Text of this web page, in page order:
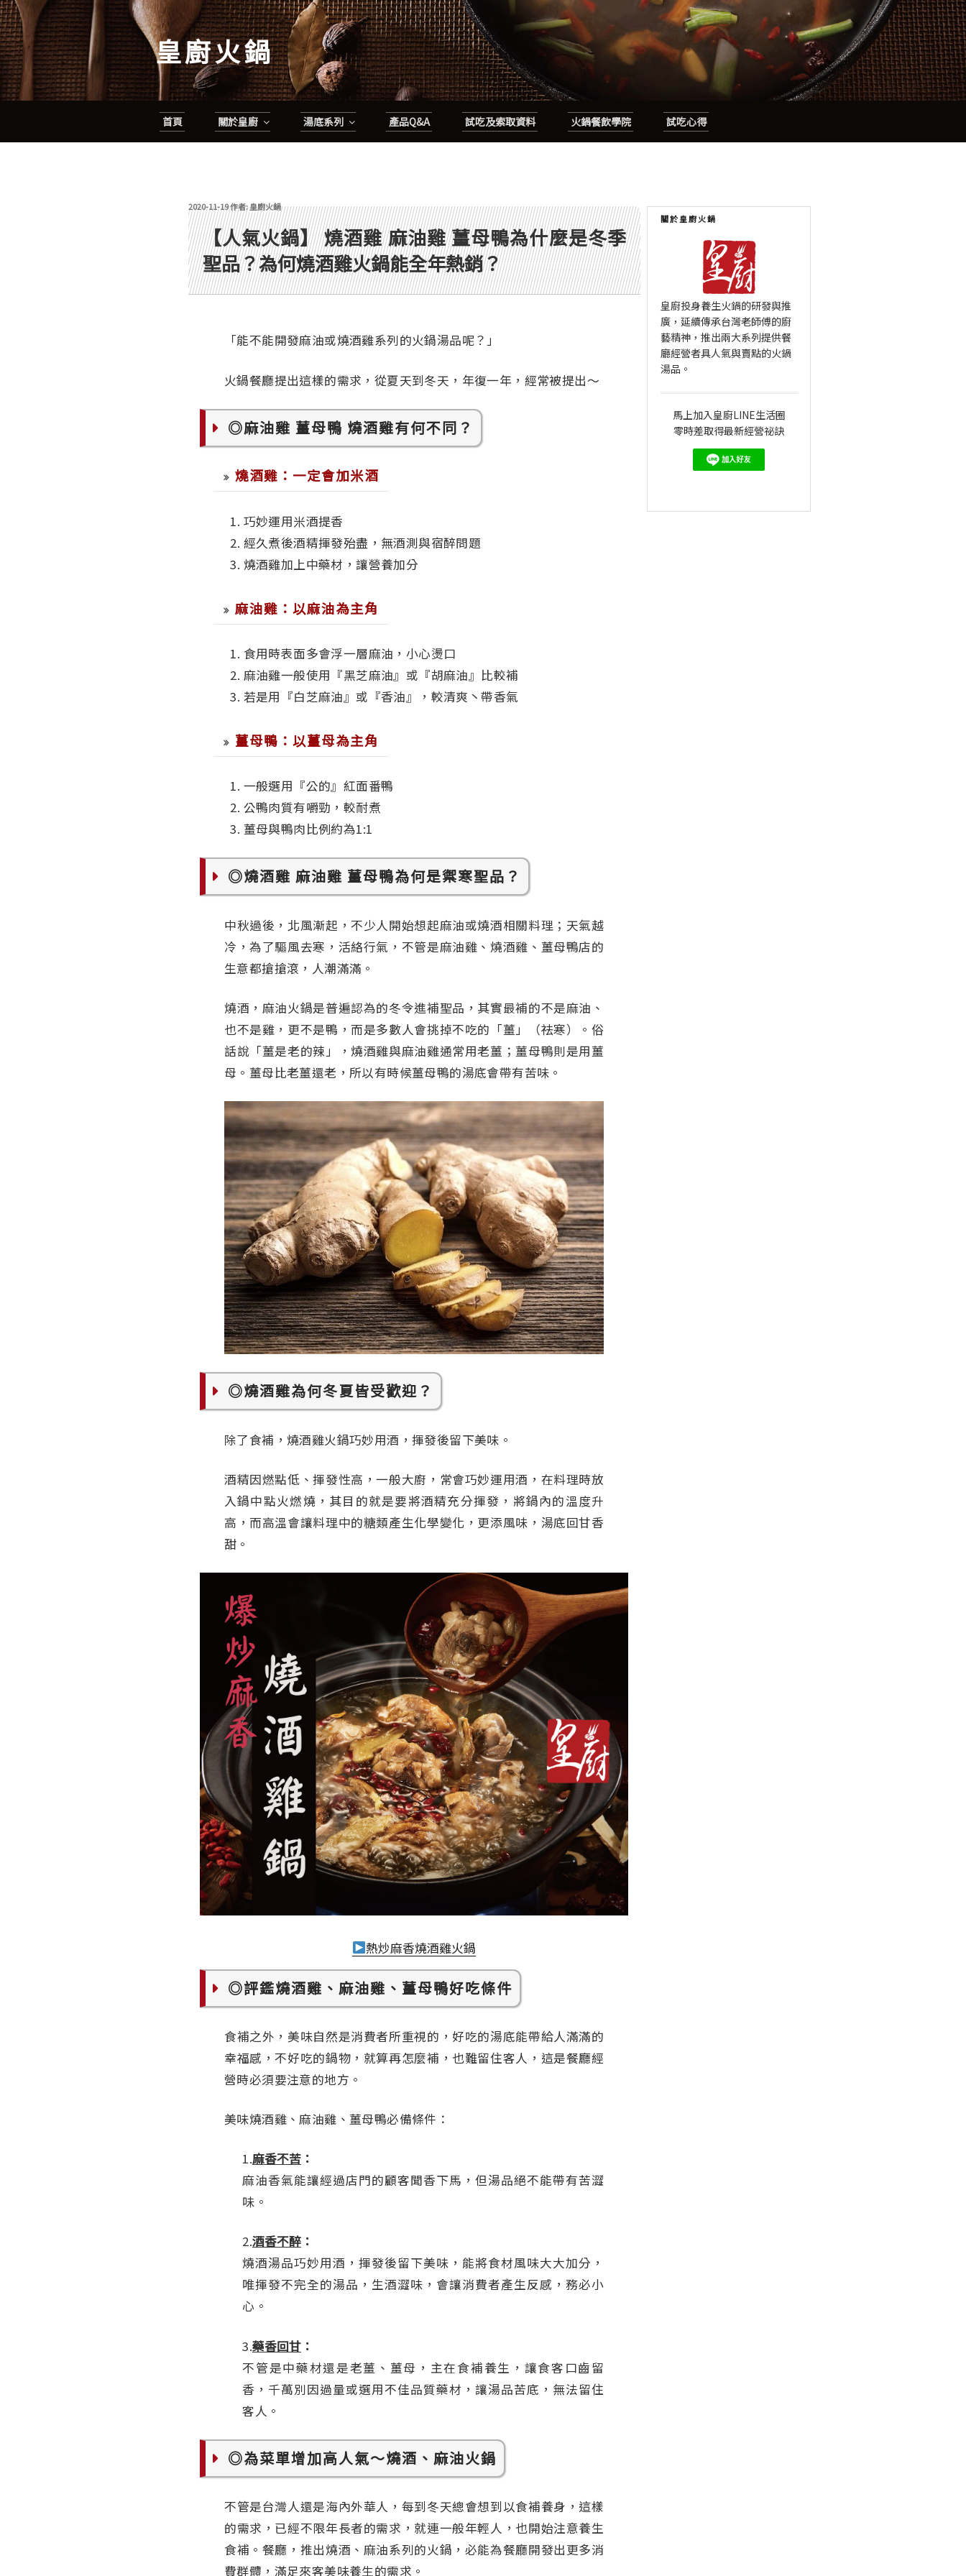
跳
至
主
要
內
容
皇廚火鍋
首頁 關於皇廚 湯底系列 產品Q&A 試吃及索取資料 火鍋餐飲學院 試吃心得
發佈於
2020-11-19作者:皇廚火鍋
【人氣火鍋】 燒酒雞 麻油雞 薑母鴨為什麼是冬季
聖品？為何燒酒雞火鍋能全年熱銷？
「能不能開發麻油或燒酒雞系列的火鍋湯品呢？」
火鍋餐廳提出這樣的需求，從夏天到冬天，年復一年，經常被提出～
◎麻油雞 薑母鴨 燒酒雞有何不同？
燒酒雞：一定會加米酒
1. 巧妙運用米酒提香
2. 經久煮後酒精揮發殆盡，無酒測與宿醉問題
3. 燒酒雞加上中藥材，讓營養加分
麻油雞：以麻油為主角
1. 食用時表面多會浮一層麻油，小心燙口
2. 麻油雞一般使用『黑芝麻油』或『胡麻油』比較補
3. 若是用『白芝麻油』或『香油』，較清爽丶帶香氣
薑母鴨：以薑母為主角
1. 一般選用『公的』紅面番鴨
2. 公鴨肉質有嚼勁，較耐煮
3. 薑母與鴨肉比例約為1:1
◎燒酒雞 麻油雞 薑母鴨為何是禦寒聖品？
中秋過後，北風漸起，不少人開始想起麻油或燒酒相關料理；天氣越
冷，為了驅風去寒，活絡行氣，不管是麻油雞、燒酒雞、薑母鴨店的
生意都搶搶滾，人潮滿滿。
燒酒，麻油火鍋是普遍認為的冬令進補聖品，其實最補的不是麻油、
也不是雞，更不是鴨，而是多數人會挑掉不吃的「薑」（祛寒）。俗
話說「薑是老的辣」，燒酒雞與麻油雞通常用老薑；薑母鴨則是用薑
母。薑母比老薑還老，所以有時候薑母鴨的湯底會帶有苦味。
◎燒酒雞為何冬夏皆受歡迎？
除了食補，燒酒雞火鍋巧妙用酒，揮發後留下美味。
酒精因燃點低、揮發性高，一般大廚，常會巧妙運用酒，在料理時放
入鍋中點火燃燒，其目的就是要將酒精充分揮發，將鍋內的溫度升
高，而高溫會讓料理中的糖類產生化學變化，更添風味，湯底回甘香
甜。
熱炒麻香燒酒雞火鍋
◎評鑑燒酒雞、麻油雞、薑母鴨好吃條件
食補之外，美味自然是消費者所重視的，好吃的湯底能帶給人滿滿的
幸福感，不好吃的鍋物，就算再怎麼補，也難留住客人，這是餐廳經
營時必須要注意的地方。
美味燒酒雞、麻油雞、薑母鴨必備條件：
1.麻香不苦 ：
麻油香氣能讓經過店門的顧客聞香下馬，但湯品絕不能帶有苦澀
味。
2.酒香不醉 ：
燒酒湯品巧妙用酒，揮發後留下美味，能將食材風味大大加分，
唯揮發不完全的湯品，生酒澀味，會讓消費者產生反感，務必小
心。
3.藥香回甘 ：
不管是中藥材還是老薑、薑母，主在食補養生，讓食客口齒留
香，千萬別因過量或選用不佳品質藥材，讓湯品苦底，無法留住
客人。
◎為菜單增加高人氣～燒酒、麻油火鍋
不管是台灣人還是海內外華人，每到冬天總會想到以食補養身，這樣
的需求，已經不限年長者的需求，就連一般年輕人，也開始注意養生
食補。餐廳，推出燒酒、麻油系列的火鍋，必能為餐廳開發出更多消
費群體，滿足來客美味養生的需求。
關於皇廚火鍋
皇廚投身養生火鍋的研發與推
廣，延續傳承台灣老師傅的廚
藝精神，推出兩大系列提供餐
廳經營者具人氣與賣點的火鍋
湯品。
馬上加入皇廚LINE生活圈
零時差取得最新經營祕訣